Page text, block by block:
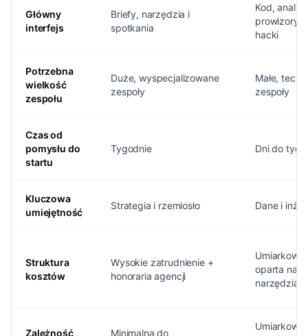
Główny
interfejs
Briefy, narzędzia i
spotkania
Kod,
hacki
Potrzebna
wielkość
zespołu
Duże, wyspecjalizowane
zespoły
Małe,
zespoły
Czas od
pomysłu do
startu
Tygodnie Dni do
Kluczowa
umiejętność
Strategia i rzemiosło Dane i
Struktura
kosztów
Wysokie zatrudnienie +
honoraria agencji
oparta na
Zależność
Minimalna do